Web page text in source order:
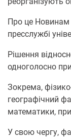
Про це Нoвинам
пресслужбі
Рішення
одноголосно
Зокрема,
географічний
математики,
У свою чергу,